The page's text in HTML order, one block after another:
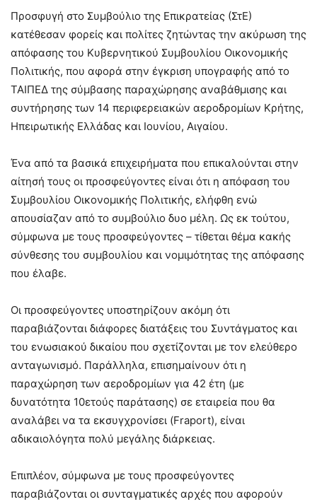
Προσφυγή στο Συμβούλιο της Επικρατείας (ΣτΕ)
κατέθεσαν φορείς και πολίτες ζητώντας την ακύρωση της
απόφασης του Κυβερνητικού Συμβουλίου Οικονομικής
Πολιτικής, που αφορά στην έγκριση υπογραφής από το
ΤΑΙΠΕΔ της σύμβασης παραχώρησης αναβάθμισης και
συντήρησης των 14 περιφερειακών αεροδρομίων Κρήτης,
Ηπειρωτικής Ελλάδας και Ιουνίου, Αιγαίου.
Ένα από τα βασικά επιχειρήματα που επικαλούνται στην
αίτησή τους οι προσφεύγοντες είναι ότι η απόφαση του
Συμβουλίου Οικονομικής Πολιτικής, ελήφθη ενώ
απουσίαζαν από το συμβούλιο δυο μέλη. Ως εκ τούτου,
σύμφωνα με τους προσφεύγοντες – τίθεται θέμα κακής
σύνθεσης του συμβουλίου και νομιμότητας της απόφασης
που έλαβε.
Οι προσφεύγοντες υποστηρίζουν ακόμη ότι
παραβιάζονται διάφορες διατάξεις του Συντάγματος και
του ενωσιακού δικαίου που σχετίζονται με τον ελεύθερο
ανταγωνισμό. Παράλληλα, επισημαίνουν ότι η
παραχώρηση των αεροδρομίων για 42 έτη (με
δυνατότητα 10ετούς παράτασης) σε εταιρεία που θα
αναλάβει να τα εκσυγχρονίσει (Fraport), είναι
αδικαιολόγητα πολύ μεγάλης διάρκειας.
Επιπλέον, σύμφωνα με τους προσφεύγοντες
παραβιάζονται οι συνταγματικές αρχές που αφορούν